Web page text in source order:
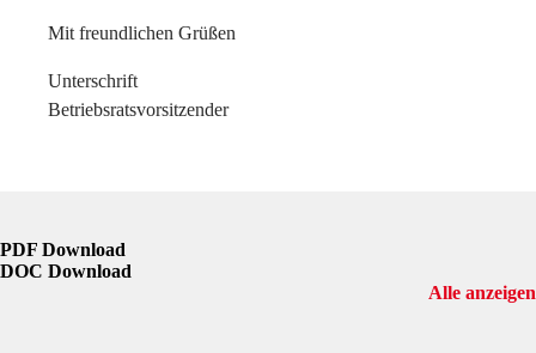
Mit freundlichen Grüßen
Unterschrift
Betriebsratsvorsitzender
PDF Download
DOC Download
Alle anzeigen